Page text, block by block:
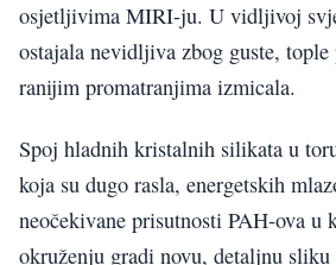
osjetljivima MIRI-ju. U vidljivoj
ostajala nevidljiva zbog guste, tople
ranijim promatranjima izmicala.
Spoj hladnih kristalnih silikata u
koja su dugo rasla, energetskih
neočekivane prisutnosti PAH-ova u
okruženju gradi novu, detaljnu sliku